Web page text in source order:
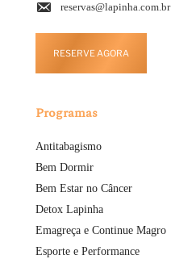
reservas@lapinha.com.br
RESERVE AGORA
Programas
Antitabagismo
Bem Dormir
Bem Estar no Câncer
Detox Lapinha
Emagreça e Continue Magro
Esporte e Performance